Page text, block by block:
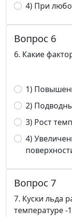
4) При
Вопрос 6
6. Какие
1)
2)
3) Рост
4)
Вопрос 7
7. Куски льда
температуре